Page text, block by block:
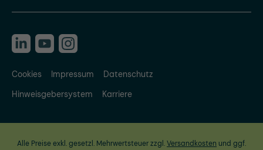
Cookies Impressum
Datenschutz
Hinweisgebersystem
Karriere
Alle Preise exkl. gesetzl. Mehrwertsteuer zzgl.Versandkosten und ggf.